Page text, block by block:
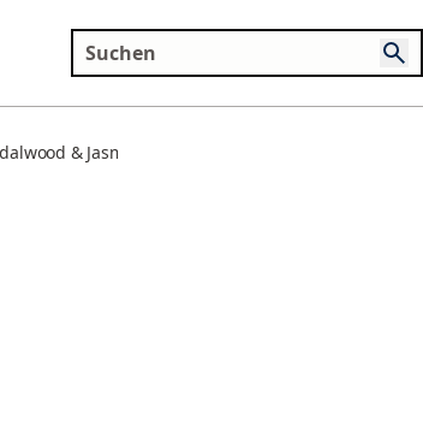
& Jasmine